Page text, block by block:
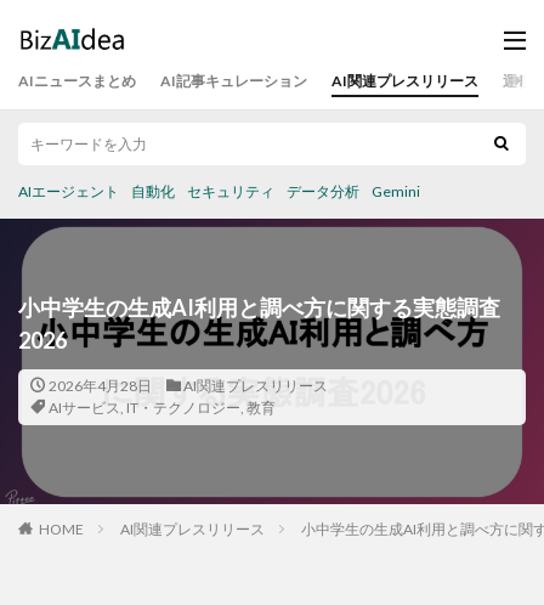
AIニュースまとめ AI記事キュレーション AI関連プレスリリース 運営
AIエージェント 自動化 セキュリティ データ分析 Gemini
小中学生の生成AI利用と調べ方に関する実態調査
2026
2026年4月28日
AI関連プレスリリース
AIサービス, IT・テクノロジー, 教育
HOME AI関連プレスリリース 小中学生の生成AI利用と調べ方に関